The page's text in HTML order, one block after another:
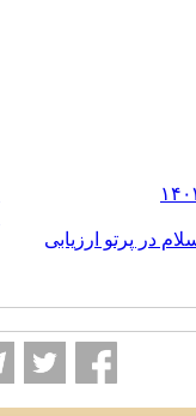
در پرتو ارزیابی